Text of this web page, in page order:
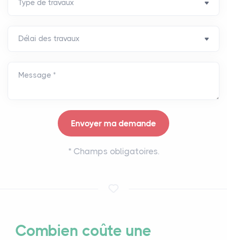
Message *
*Champs obligatoires.
Combien coûte une